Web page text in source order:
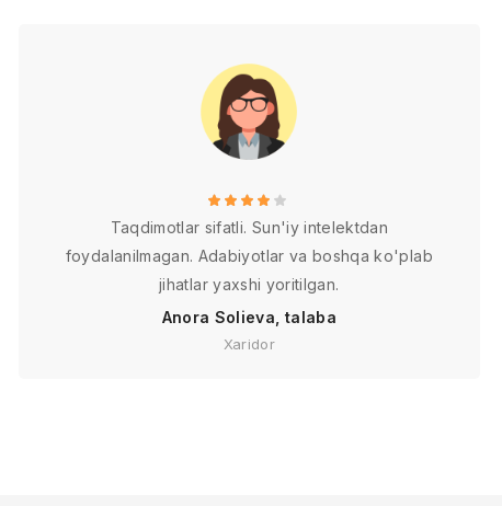
Taqdimotlar sifatli. Sun'iy intelektdan
foydalanilmagan. Adabiyotlar va boshqa ko'plab
jihatlar yaxshi yoritilgan.
Anora Solieva, talaba
Xaridor